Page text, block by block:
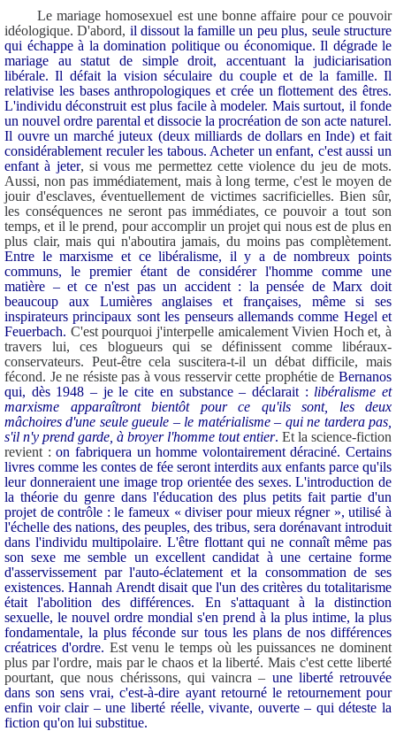
Le mariage homosexuel est une bonne affaire pour ce pouvoir
idéologique. D'abord, il dissout la famille un peu plus, seule structure
qui échappe à la domination politique ou économique. Il dégrade le
mariage au statut de simple droit, accentuant la judiciarisation
libérale. Il défait la vision séculaire du couple et de la famille. Il
relativise les bases anthropologiques et crée un flottement des êtres.
L'individu déconstruit est plus facile à modeler. Mais surtout, il fonde
un nouvel ordre parental et dissocie la procréation de son acte naturel.
Il ouvre un marché juteux (deux milliards de dollars en Inde) et fait
considérablement reculer les tabous. Acheter un enfant, c'est aussi un
enfant à jeter, si vous me permettez cette violence du jeu de mots.
Aussi, non pas immédiatement, mais à long terme, c'est le moyen de
jouir d'esclaves, éventuellement de victimes sacrificielles. Bien sûr,
les conséquences ne seront pas immédiates, ce pouvoir a tout son
temps, et il le prend, pour accomplir un projet qui nous est de plus en
plus clair, mais qui n'aboutira jamais, du moins pas complètement.
Entre le marxisme et ce libéralisme, il y a de nombreux points
communs, le premier étant de considérer l'homme comme une
matière – et ce n'est pas un accident : la pensée de Marx doit
beaucoup aux Lumières anglaises et françaises, même si ses
inspirateurs principaux sont les penseurs allemands comme Hegel et
Feuerbach. C'est pourquoi j'interpelle amicalement Vivien Hoch et, à
travers lui, ces blogueurs qui se définissent comme libéraux-
conservateurs. Peut-être cela suscitera-t-il un débat difficile, mais
fécond. Je ne résiste pas à vous resservir cette prophétie de Bernanos
qui, dès 1948 – je le cite en substance – déclarait : libéralisme et
marxisme apparaîtront bientôt pour ce qu'ils sont, les deux
mâchoires d'une seule gueule – le matérialisme – qui ne tardera pas,
s'il n'y prend garde, à broyer l'homme tout entier. Et la science-fiction
revient : on fabriquera un homme volontairement déraciné. Certains
livres comme les contes de fée seront interdits aux enfants parce qu'ils
leur donneraient une image trop orientée des sexes. L'introduction de
la théorie du genre dans l'éducation des plus petits fait partie d'un
projet de contrôle : le fameux « diviser pour mieux régner », utilisé à
l'échelle des nations, des peuples, des tribus, sera dorénavant introduit
dans l'individu multipolaire. L'être flottant qui ne connaît même pas
son sexe me semble un excellent candidat à une certaine forme
d'asservissement par l'auto-éclatement et la consommation de ses
existences. Hannah Arendt disait que l'un des critères du totalitarisme
était l'abolition des différences. En s'attaquant à la distinction
sexuelle, le nouvel ordre mondial s'en prend à la plus intime, la plus
fondamentale, la plus féconde sur tous les plans de nos différences
créatrices d'ordre. Est venu le temps où les puissances ne dominent
plus par l'ordre, mais par le chaos et la liberté. Mais c'est cette liberté
pourtant, que nous chérissons, qui vaincra – une liberté retrouvée
dans son sens vrai, c'est-à-dire ayant retourné le retournement pour
enfin voir clair – une liberté réelle, vivante, ouverte – qui déteste la
fiction qu'on lui substitue.